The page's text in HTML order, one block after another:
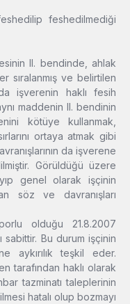
feshedilmediği
II. bendinde, ahlak
sıralanmış ve belirtilen
işverenin haklı fesih
maddenin II. bendinin
kötüye kullanmak,
ortaya atmak gibi
da işverene
Görüldüğü üzere
genel olarak işçinin
söz ve davranışları
olduğu 21.8.2007
sabittir. Bu durum işçinin
aykırılık teşkil eder.
tarafından haklı olarak
tazminatı taleplerinin
hatalı olup bozmayı